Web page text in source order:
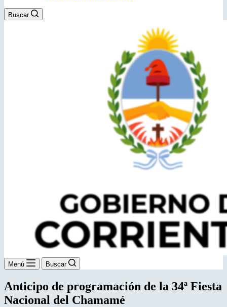
Buscar
Menú Buscar
Anticipo de programación de la 34ª Fiesta
Nacional del Chamamé